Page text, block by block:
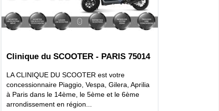
Clinique du SCOOTER - PARIS 75014
LA CLINIQUE DU SCOOTER est votre
concessionnaire Piaggio, Vespa, Gilera, Aprilia
à Paris dans le 14ème, le 5ème et le 6ème
arrondissement en région...